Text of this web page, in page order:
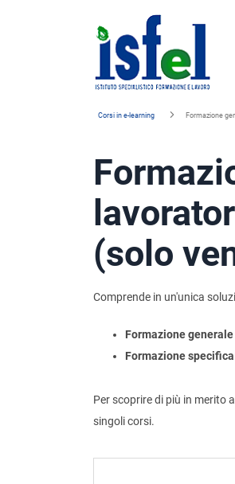
Istituto
formazione
e
lavoro
Corsi in e-learning Formazione
(solo
Comprende in un'unica
Formazione
Formazione
Per scoprire di più in merito
singoli corsi.